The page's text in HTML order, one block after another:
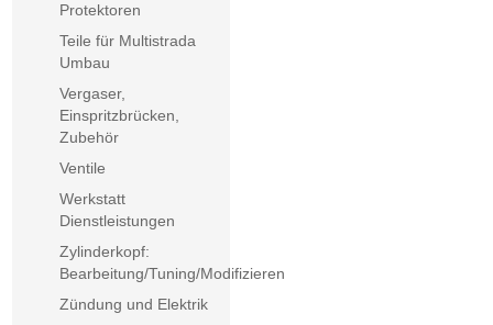
Protektoren
Teile für Multistrada
Umbau
Vergaser,
Einspritzbrücken,
Zubehör
Ventile
Werkstatt
Dienstleistungen
Zylinderkopf:
Bearbeitung/Tuning/Modifizieren
Zündung und Elektrik